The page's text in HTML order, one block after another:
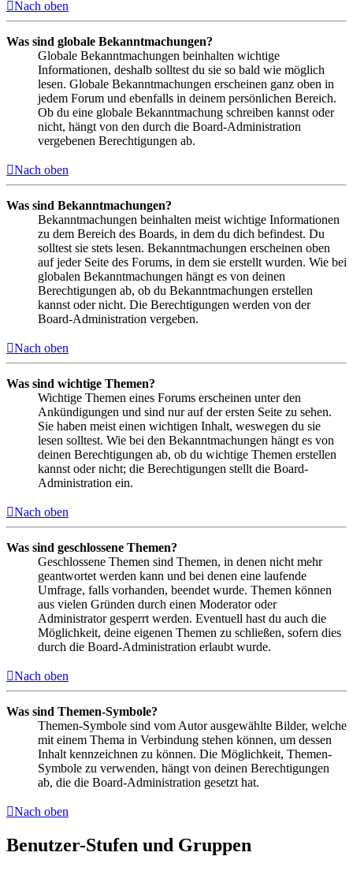
Nach oben
Was sind globale Bekanntmachungen?
Globale Bekanntmachungen beinhalten wichtige
Informationen, deshalb solltest du sie so bald wie möglich
lesen. Globale Bekanntmachungen erscheinen ganz oben in
jedem Forum und ebenfalls in deinem persönlichen Bereich.
Ob du eine globale Bekanntmachung schreiben kannst oder
nicht, hängt von den durch die Board-Administration
vergebenen Berechtigungen ab.
Nach oben
Was sind Bekanntmachungen?
Bekanntmachungen beinhalten meist wichtige Informationen
zu dem Bereich des Boards, in dem du dich befindest. Du
solltest sie stets lesen. Bekanntmachungen erscheinen oben
auf jeder Seite des Forums, in dem sie erstellt wurden. Wie bei
globalen Bekanntmachungen hängt es von deinen
Berechtigungen ab, ob du Bekanntmachungen erstellen
kannst oder nicht. Die Berechtigungen werden von der
Board-Administration vergeben.
Nach oben
Was sind wichtige Themen?
Wichtige Themen eines Forums erscheinen unter den
Ankündigungen und sind nur auf der ersten Seite zu sehen.
Sie haben meist einen wichtigen Inhalt, weswegen du sie
lesen solltest. Wie bei den Bekanntmachungen hängt es von
deinen Berechtigungen ab, ob du wichtige Themen erstellen
kannst oder nicht; die Berechtigungen stellt die Board-
Administration ein.
Nach oben
Was sind geschlossene Themen?
Geschlossene Themen sind Themen, in denen nicht mehr
geantwortet werden kann und bei denen eine laufende
Umfrage, falls vorhanden, beendet wurde. Themen können
aus vielen Gründen durch einen Moderator oder
Administrator gesperrt werden. Eventuell hast du auch die
Möglichkeit, deine eigenen Themen zu schließen, sofern dies
durch die Board-Administration erlaubt wurde.
Nach oben
Was sind Themen-Symbole?
Themen-Symbole sind vom Autor ausgewählte Bilder, welche
mit einem Thema in Verbindung stehen können, um dessen
Inhalt kennzeichnen zu können. Die Möglichkeit, Themen-
Symbole zu verwenden, hängt von deinen Berechtigungen
ab, die die Board-Administration gesetzt hat.
Nach oben
Benutzer-Stufen und Gruppen